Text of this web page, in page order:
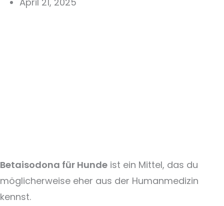
Betaisodona für Hunde ist ein Mittel, das du
möglicherweise eher aus der Humanmedizin
kennst.